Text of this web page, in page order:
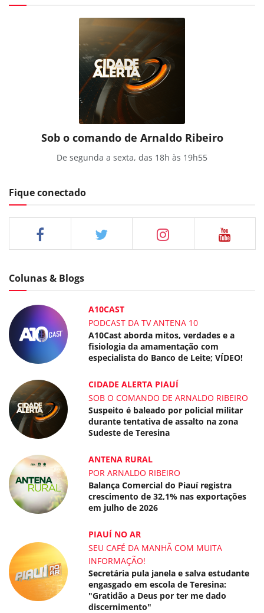
Sob o comando de Arnaldo Ribeiro
De segunda a sexta, das 18h às 19h55
Fique conectado
Colunas & Blogs
A10CAST
PODCAST DA TV ANTENA 10
A10Cast aborda mitos, verdades e a
fisiologia da amamentação com
especialista do Banco de Leite; VÍDEO!
CIDADE ALERTA PIAUÍ
SOB O COMANDO DE ARNALDO RIBEIRO
Suspeito é baleado por policial militar
durante tentativa de assalto na zona
Sudeste de Teresina
ANTENA RURAL
POR ARNALDO RIBEIRO
Balança Comercial do Piauí registra
crescimento de 32,1% nas exportações
em julho de 2026
PIAUÍ NO AR
SEU CAFÉ DA MANHÃ COM MUITA
INFORMAÇÃO!
Secretária pula janela e salva estudante
engasgado em escola de Teresina:
"Gratidão a Deus por ter me dado
discernimento"